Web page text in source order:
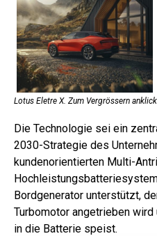
Lotus Eletre X. Zum Vergrössern
Die Technologie sei ein
2030-Strategie des
kundenorientierten Multi-
Bordgenerator unterstützt,
Turbomotor angetrieben
in die Batterie speist.